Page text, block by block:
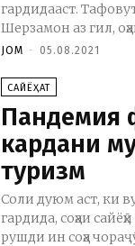
гардидааст.
Шерзамон аз гил,
JOM - 05.08.2021
CАЙЁҲАТ
Пандемия
кардани
туризм
Соли дуюм аст, ки
гардида, соҳаи
рушди ин соҳа